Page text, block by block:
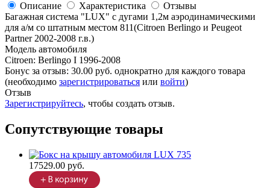
Описание Характеристика
Отзывы
Багажная система "LUX" с дугами 1,2м аэродинамическими
для а/м со штатным местом 811(Citroen Berlingo и Peugeot
Partner 2002-2008 г.в.)
Модель автомобиля
Citroen: Berlingo I 1996-2008
Бонус за отзыв: 30.00 руб. однократно для каждого товара
(необходимо зарегистрироваться или войти)
Отзыв
Зарегистрируйтесь, чтобы создать отзыв.
Сопутствующие товары
17529.00 руб.